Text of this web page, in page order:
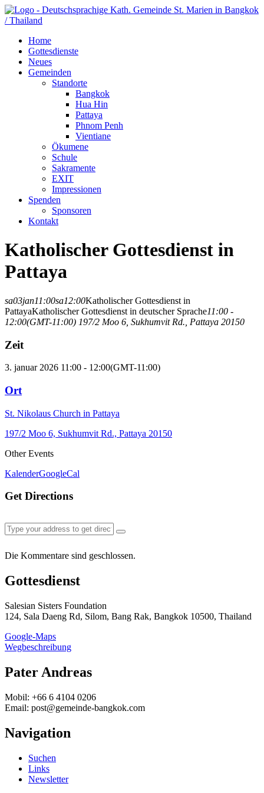
Home
Gottesdienste
Neues
Gemeinden
Standorte
Bangkok
Hua Hin
Pattaya
Phnom Penh
Vientiane
Ökumene
Schule
Sakramente
EXIT
Impressionen
Spenden
Sponsoren
Kontakt
Katholischer Gottesdienst in
Pattaya
sa03jan11:00sa12:00Katholischer Gottesdienst in
PattayaKatholischer Gottesdienst in deutscher Sprache11:00 -
12:00(GMT-11:00) 197/2 Moo 6, Sukhumvit Rd., Pattaya 20150
Zeit
3. januar 2026 11:00 - 12:00(GMT-11:00)
Ort
St. Nikolaus Church in Pattaya
197/2 Moo 6, Sukhumvit Rd., Pattaya 20150
Other Events
KalenderGoogleCal
Get Directions
Die Kommentare sind geschlossen.
Gottesdienst
Salesian Sisters Foundation
124, Sala Daeng Rd, Silom, Bang Rak, Bangkok 10500, Thailand
Google-Maps
Wegbeschreibung
Pater Andreas
Mobil: +66 6 4104 0206
Email: post@gemeinde-bangkok.com
Navigation
Suchen
Links
Newsletter